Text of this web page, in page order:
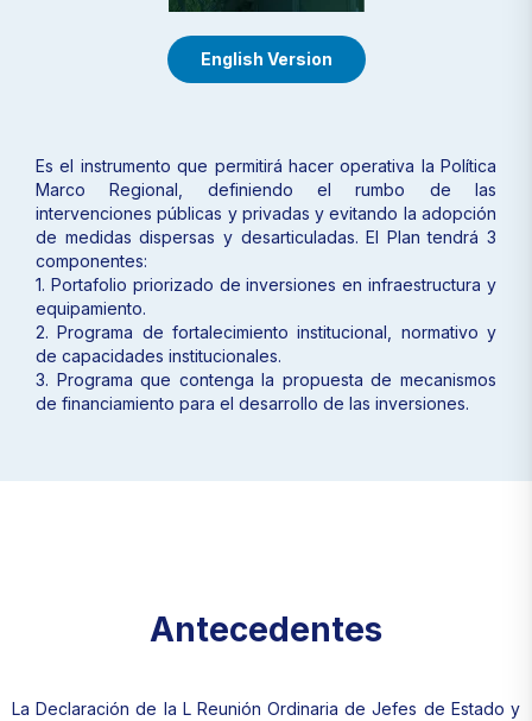
English Version
Es el instrumento que permitirá hacer operativa la Política
Marco Regional, definiendo el rumbo de las
intervenciones públicas y privadas y evitando la adopción
de medidas dispersas y desarticuladas. El Plan tendrá 3
componentes:
1. Portafolio priorizado de inversiones en infraestructura y
equipamiento.
2. Programa de fortalecimiento institucional, normativo y
de capacidades institucionales.
3. Programa que contenga la propuesta de mecanismos
de financiamiento para el desarrollo de las inversiones.
Antecedentes
La Declaración de la L Reunión Ordinaria de Jefes de Estado y